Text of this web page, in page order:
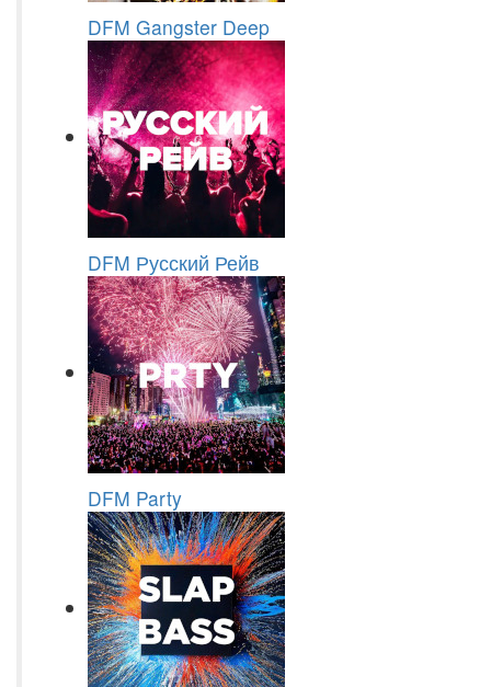
DFM Gangster Deep
DFM Русский Рейв
DFM Party